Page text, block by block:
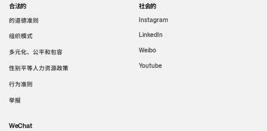
合法的
的道德准则
组织模式
多元化、公平和包容
性别平等人力资源政策
行为准则
举报
社会的
Instagram
LinkedIn
Weibo
Youtube
WeChat